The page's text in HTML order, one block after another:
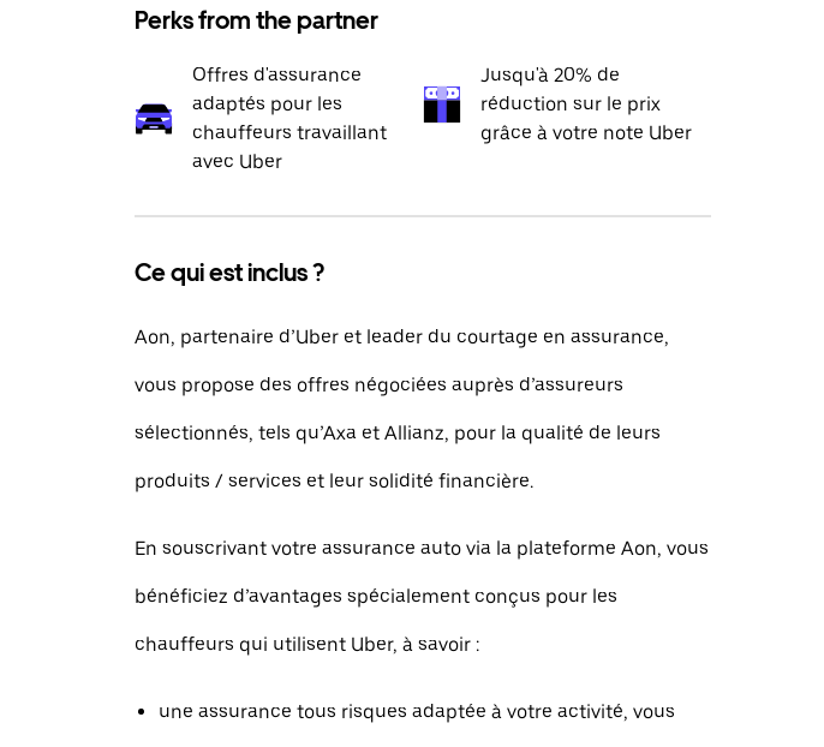
Perks from the partner
Offres d'assurance
adaptés pour les
chauffeurs travaillant
avec Uber
Jusqu'à 20% de
réduction sur le prix
grâce à votre note Uber
Ce qui est inclus ?
Aon, partenaire d’Uber et leader du courtage en assurance,
vous propose des offres négociées auprès d’assureurs
sélectionnés, tels qu’Axa et Allianz, pour la qualité de leurs
produits / services et leur solidité financière.
En souscrivant votre assurance auto via la plateforme Aon, vous
bénéficiez d’avantages spécialement conçus pour les
chauffeurs qui utilisent Uber, à savoir :
une assurance tous risques adaptée à votre activité, vous